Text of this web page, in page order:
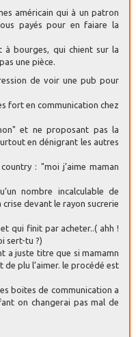
américain qui à un patron
payés pour en faiare la
à bourges, qui chient sur la
une pièce.
de voir une pub pour
fort en communication chez
et ne proposant pas la
en dénigrant les autres
: "moi j’aime maman
nombre incalculable de
devant le rayon sucrerie
qui finit par acheter..( ahh !
sert-tu ?)
a juste titre que si mamamn
plu l’aimer. le procédé est
boites de communication a
on changerai pas mal de